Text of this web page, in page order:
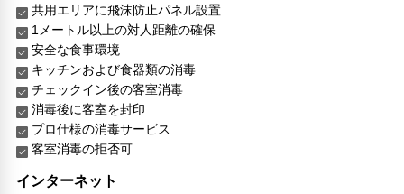
共用エリアに飛沫防止パネル設置
1メートル以上の対人距離の確保
安全な食事環境
キッチンおよび食器類の消毒
チェックイン後の客室消毒
消毒後に客室を封印
プロ仕様の消毒サービス
客室消毒の拒否可
インターネット